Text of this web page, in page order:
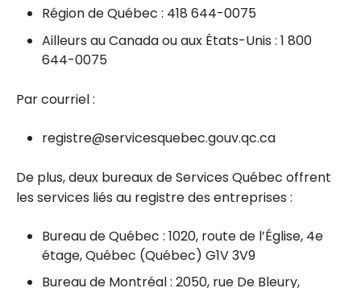
Région de Québec : 418 644-0075
Ailleurs au Canada ou aux États-Unis : 1 800
644-0075
Par courriel :
registre@servicesquebec.gouv.qc.ca
De plus, deux bureaux de Services Québec offrent
les services liés au registre des entreprises :
Bureau de Québec : 1020, route de l’Église, 4e
étage, Québec (Québec) G1V 3V9
Bureau de Montréal : 2050, rue De Bleury,